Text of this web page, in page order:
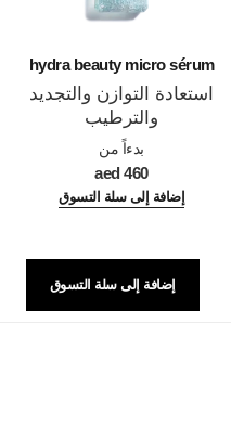
hydra beauty micro sérum
استعادة التوازن والتجديد
والترطيب
بدءاً من
460 aed
إضافة إلى سلة التسوق
إضافة إلى سلة التسوق